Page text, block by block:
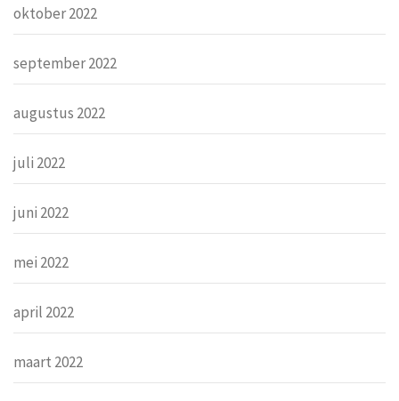
oktober 2022
september 2022
augustus 2022
juli 2022
juni 2022
mei 2022
april 2022
maart 2022